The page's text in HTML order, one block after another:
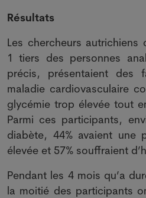
Résultats
Les chercheurs autrichiens
1 tiers des personnes
précis, présentaient des
maladie cardiovasculaire
glycémie trop élevée tout
Parmi ces participants,
diabète, 44% avaient une
élevée et 57% souffraient
Pendant les 4 mois qu’a
la moitié des participants